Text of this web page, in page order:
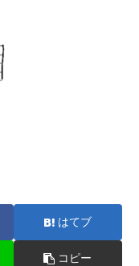
はてブ
コピー